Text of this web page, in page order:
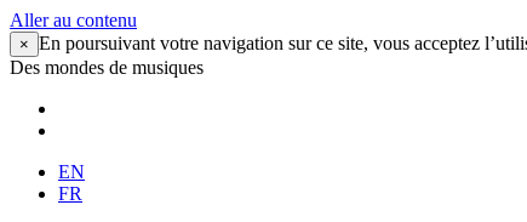
Aller au contenu
× En poursuivant votre navigation sur ce site, vous acceptez
Des mondes de musiques
EN
FR